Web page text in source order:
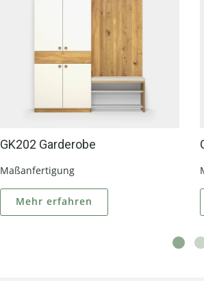
GK202 Garderobe
Maßanfertigung
Mehr erfahren